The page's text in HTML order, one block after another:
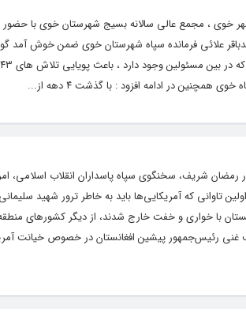
خوی ، مجمع عالی سالانه بسیج شهرستان خوی با حضور
علائی فرمانده سپاه شهرستان خوی ضمن خوش آمد
در ادامه افزود : با گذشت ۴ دهه از...
تاوانی که آمریکایی‌ها باید به خاطر ترور شهید
با خواری و خفت خارج شدند، از دیگر کشورهای منطقه
غنی رئیس‌جمهور پیشین افغانستان در خصوص خیانت